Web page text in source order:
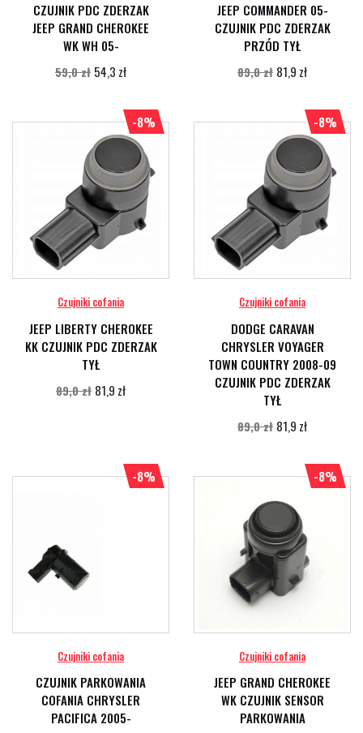
CZUJNIK PDC ZDERZAK
JEEP GRAND CHEROKEE
WK WH 05-
59,0 zł 54,3 zł
JEEP COMMANDER 05-
CZUJNIK PDC ZDERZAK
PRZÓD TYŁ
89,0 zł 81,9 zł
Czujniki cofania
JEEP LIBERTY CHEROKEE
KK CZUJNIK PDC ZDERZAK
TYŁ
89,0 zł 81,9 zł
-8%
Czujniki cofania
DODGE CARAVAN
CHRYSLER VOYAGER
TOWN COUNTRY 2008-09
CZUJNIK PDC ZDERZAK
TYŁ
89,0 zł 81,9 zł
-8%
Czujniki cofania
CZUJNIK PARKOWANIA
COFANIA CHRYSLER
PACIFICA 2005-
-8%
Czujniki cofania
JEEP GRAND CHEROKEE
WK CZUJNIK SENSOR
PARKOWANIA
-8%